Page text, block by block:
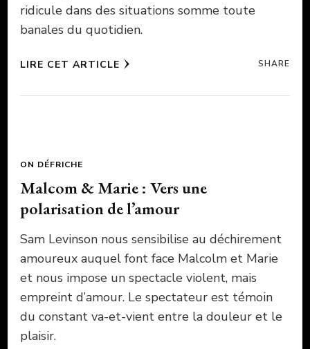
ridicule dans des situations somme toute
banales du quotidien.
LIRE CET ARTICLE SHARE
ON DÉFRICHE
Malcom & Marie : Vers une
polarisation de l’amour
Sam Levinson nous sensibilise au déchirement
amoureux auquel font face Malcolm et Marie
et nous impose un spectacle violent, mais
empreint d’amour. Le spectateur est témoin
du constant va-et-vient entre la douleur et le
plaisir.